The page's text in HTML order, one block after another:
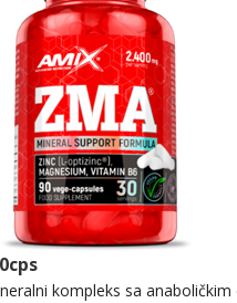
kompleks sa